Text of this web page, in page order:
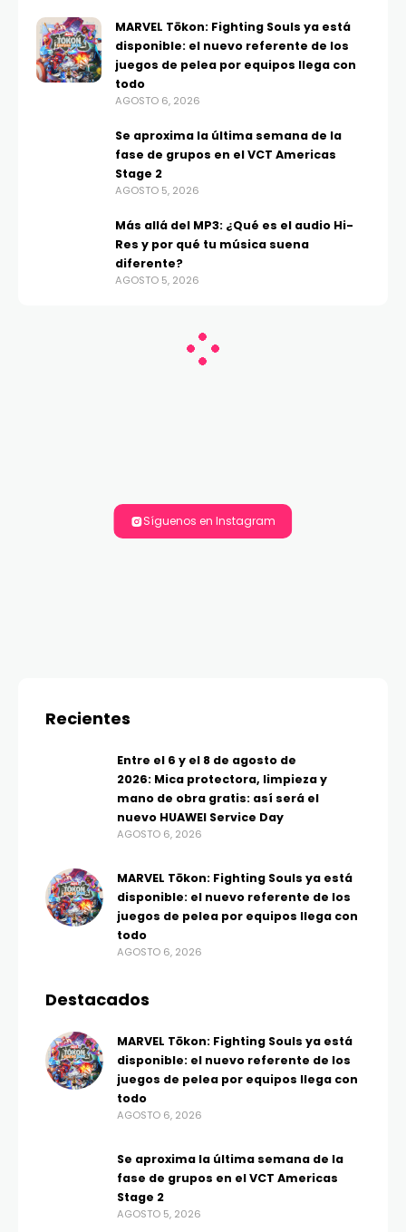
MARVEL Tōkon: Fighting Souls ya está
disponible: el nuevo referente de los
juegos de pelea por equipos llega con
todo
AGOSTO 6, 2026
Se aproxima la última semana de la
fase de grupos en el VCT Americas
Stage 2
AGOSTO 5, 2026
Más allá del MP3: ¿Qué es el audio Hi-
Res y por qué tu música suena
diferente?
AGOSTO 5, 2026
Síguenos en Instagram
Recientes
Entre el 6 y el 8 de agosto de
2026: Mica protectora, limpieza y
mano de obra gratis: así será el
nuevo HUAWEI Service Day
AGOSTO 6, 2026
MARVEL Tōkon: Fighting Souls ya está
disponible: el nuevo referente de los
juegos de pelea por equipos llega con
todo
AGOSTO 6, 2026
Destacados
MARVEL Tōkon: Fighting Souls ya está
disponible: el nuevo referente de los
juegos de pelea por equipos llega con
todo
AGOSTO 6, 2026
Se aproxima la última semana de la
fase de grupos en el VCT Americas
Stage 2
AGOSTO 5, 2026